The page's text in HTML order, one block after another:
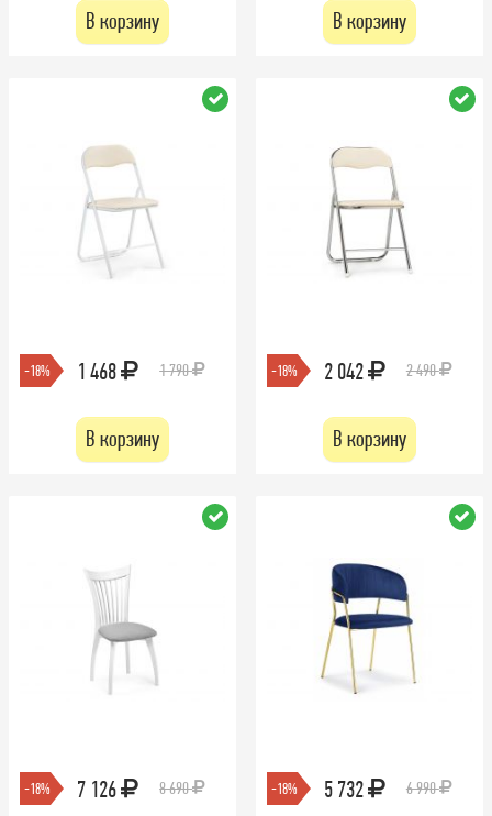
В корзину В корзину
-18% 1 468 1 790
В корзину
-18% 2 042 2 490
В корзину
-18% 7 126 8 690 -18% 5 732 6 990